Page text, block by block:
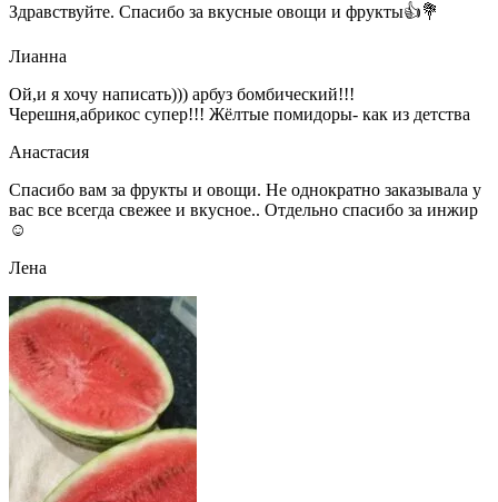
Здравствуйте. Спасибо за вкусные овощи и фрукты👍💐
Лианна
Ой,и я хочу написать))) арбуз бомбический!!!
Черешня,абрикос супер!!! Жёлтые помидоры- как из детства
Анастасия
Спасибо вам за фрукты и овощи. Не однократно заказывала у
вас все всегда свежее и вкусное.. Отдельно спасибо за инжир
☺
Лена